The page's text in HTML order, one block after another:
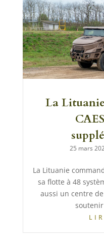
La
25 mars
La Lituanie
sa flotte à 48
aussi un centre